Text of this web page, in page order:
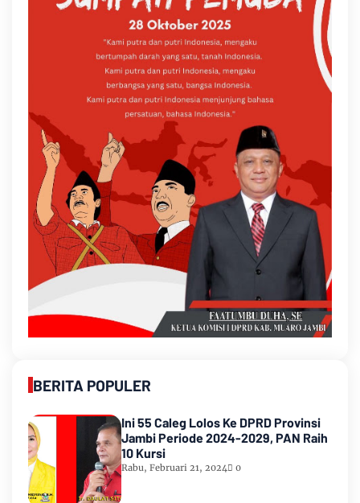
BERITA POPULER
Ini 55 Caleg Lolos Ke DPRD Provinsi
Jambi Periode 2024-2029, PAN Raih
10 Kursi
Rabu, Februari 21, 2024 0